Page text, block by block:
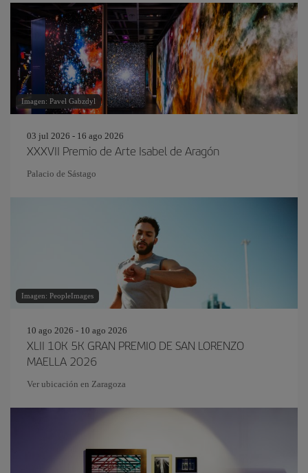
Imagen: Pavel Gabzdyl
03 jul 2026 - 16 ago 2026
XXXVII Premio de Arte Isabel de Aragón
Palacio de Sástago
Imagen: PeopleImages
10 ago 2026 - 10 ago 2026
XLII 10K 5K GRAN PREMIO DE SAN LORENZO
MAELLA 2026
Ver ubicación en Zaragoza